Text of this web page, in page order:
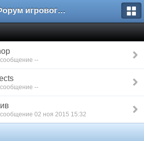
Форум игрового проекта Riverrise
--
--
02 ноя 2015 15:32